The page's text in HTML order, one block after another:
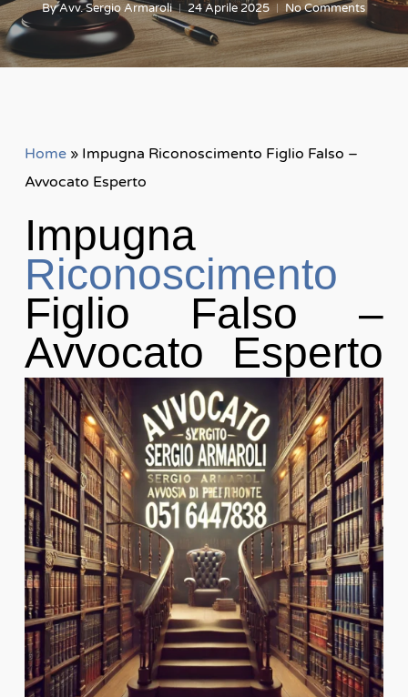
ByAvv. Sergio Armaroli 24 Aprile 2025 No Comments
Home» Impugna Riconoscimento Figlio Falso –
Avvocato Esperto
Impugna
Riconoscimento
Figlio Falso –
Avvocato Esperto